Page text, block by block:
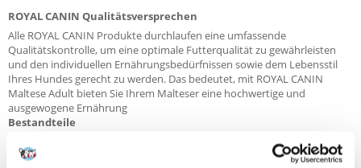
ROYAL CANIN Qualitätsversprechen
Alle ROYAL CANIN Produkte durchlaufen eine umfassende
Qualitätskontrolle, um eine optimale Futterqualität zu gewährleisten
und den individuellen Ernährungsbedürfnissen sowie dem Lebensstil
Ihres Hundes gerecht zu werden. Das bedeutet, mit ROYAL CANIN
Maltese Adult bieten Sie Ihrem Malteser eine hochwertige und
ausgewogene Ernährung
Bestandteile
Mais, Reis, Geflügelprotein (getrocknet), Tierfett, Schweineprotein